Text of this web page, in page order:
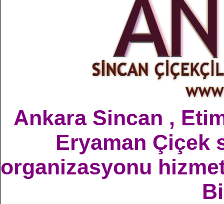
Ankara Sincan ,
Eryaman Çiçek
organizasyonu